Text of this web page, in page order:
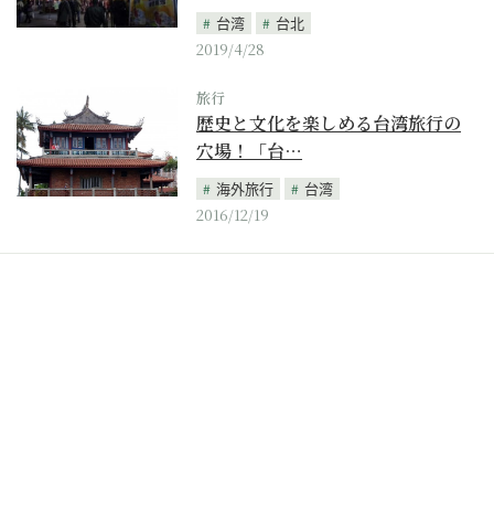
台湾
台北
2019/4/28
旅行
歴史と文化を楽しめる台湾旅行の
穴場！「台…
海外旅行
台湾
2016/12/19